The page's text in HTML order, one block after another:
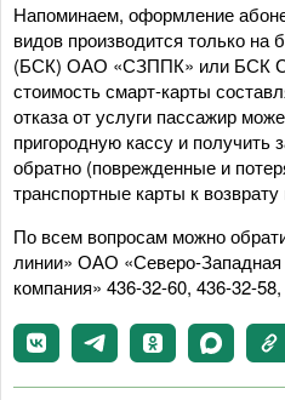
Напоминаем, оформление
видов производится только на
(БСК) ОАО «СЗППК» или БСК
стоимость смарт-карты
отказа от услуги пассажир
пригородную кассу и получить
обратно (поврежденные и
транспортные карты к
По всем вопросам можно
линии» ОАО «Северо-Западная
компания» 436-32-60, 436-32-